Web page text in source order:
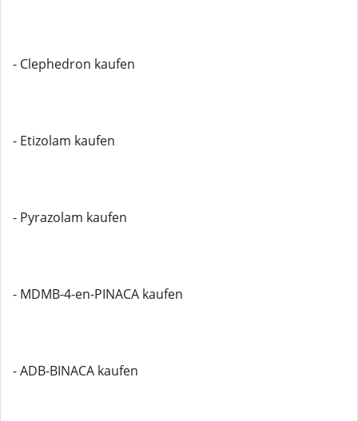
- Clephedron kaufen
- Etizolam kaufen
- Pyrazolam kaufen
- MDMB-4-en-PINACA kaufen
- ADB-BINACA kaufen